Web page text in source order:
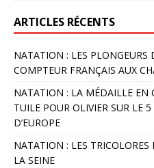
ARTICLES RÉCENTS
NATATION : LES
COMPTEUR FRANÇAIS AUX
NATATION : LA MÉDAILLE EN
TUILE POUR OLIVIER SUR LE
D’EUROPE
NATATION : LES
LA SEINE